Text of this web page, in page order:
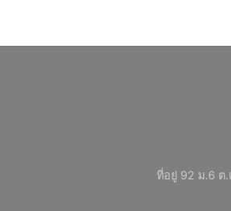
ที่อยู่ 92 ม.6 ต.